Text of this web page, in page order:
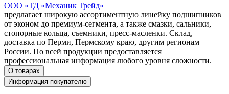
ООО «ТД «Механик Трейд»
предлагает широкую ассортиментную линейку подшипников
от эконом до премиум-сегмента, а также смазки, сальники,
стопорные кольца, съемники, пресс-масленки. Склад,
доставка по Перми, Пермскому краю, другим регионам
России. По всей продукции предоставляется
профессиональная информация любого уровня сложности.
О товарах
Информация покупателю